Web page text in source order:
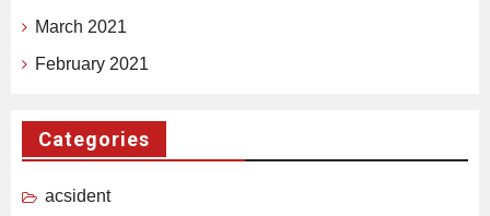
March 2021
February 2021
Categories
acsident